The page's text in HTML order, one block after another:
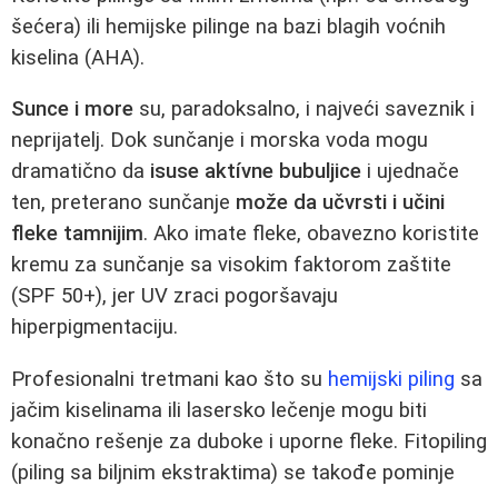
šećera) ili hemijske pilinge na bazi blagih voćnih
kiselina (AHA).
Sunce i more su, paradoksalno, i najveći saveznik i
neprijatelj. Dok sunčanje i morska voda mogu
dramatično da isuse aktívne bubuljice i ujednače
ten, preterano sunčanje može da učvrsti i učini
fleke tamnijim. Ako imate fleke, obavezno koristite
kremu za sunčanje sa visokim faktorom zaštite
(SPF 50+), jer UV zraci pogoršavaju
hiperpigmentaciju.
Profesionalni tretmani kao što su hemijski piling sa
jačim kiselinama ili lasersko lečenje mogu biti
konačno rešenje za duboke i uporne fleke. Fitopiling
(piling sa biljnim ekstraktima) se takođe pominje